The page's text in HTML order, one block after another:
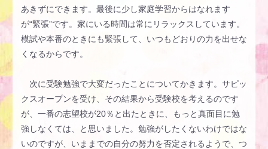
あきずにできます。最後に少し家庭学習からはなれます
が“緊張”です。家にいる時間は常にリラックスしています。
模試や本番のときにも緊張して、いつもどおりの力を出せな
くなるからです。
次に受験勉強で大変だったことについてかきます。サピッ
クスオープンを受け、その結果から受験校を考えるのです
が、一番の志望校が20％と出たときに、もっと真面目に勉
強しなくては、と思いました。勉強がしたくないわけではな
いのですが、いままでの自分の努力を否定されるようで、つ